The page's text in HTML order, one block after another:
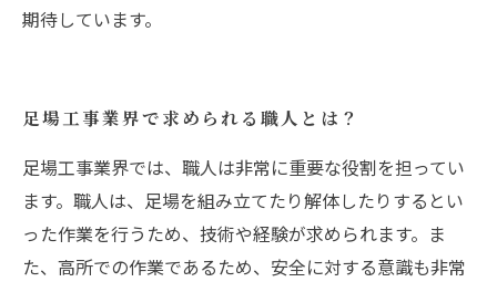
期待しています。
足場工事業界で求められる職人とは？
足場工事業界では、職人は非常に重要な役割を担ってい
ます。職人は、足場を組み立てたり解体したりするとい
った作業を行うため、技術や経験が求められます。ま
た、高所での作業であるため、安全に対する意識も非常